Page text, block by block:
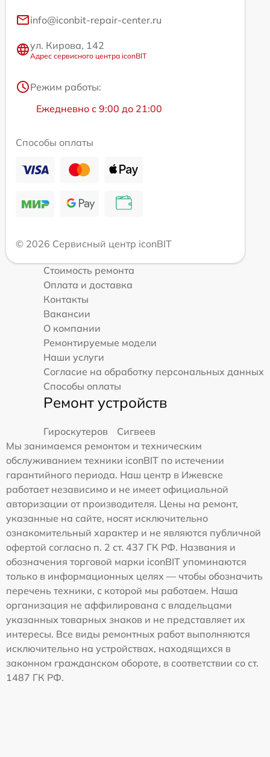
info@iconbit-repair-center.ru
ул. Кирова, 142
Адрес сервисного центра iconBIT
Режим работы:
Ежедневно с 9:00 до 21:00
Способы оплаты
© 2026 Сервисный центр iconBIT
Стоимость ремонта
Оплата и доставка
Контакты
Вакансии
О компании
Ремонтируемые модели
Наши услуги
Согласие на обработку персональных данных
Способы оплаты
Ремонт устройств
Гироскутеров
Сигвеев
Мы занимаемся ремонтом и техническим
обслуживанием техники iconBIT по истечении
гарантийного периода. Наш центр в Ижевске
работает независимо и не имеет официальной
авторизации от производителя. Цены на ремонт,
указанные на сайте, носят исключительно
ознакомительный характер и не являются публичной
офертой согласно п. 2 ст. 437 ГК РФ. Названия и
обозначения торговой марки iconBIT упоминаются
только в информационных целях — чтобы обозначить
перечень техники, с которой мы работаем. Наша
организация не аффилирована с владельцами
указанных товарных знаков и не представляет их
интересы. Все виды ремонтных работ выполняются
исключительно на устройствах, находящихся в
законном гражданском обороте, в соответствии со ст.
1487 ГК РФ.